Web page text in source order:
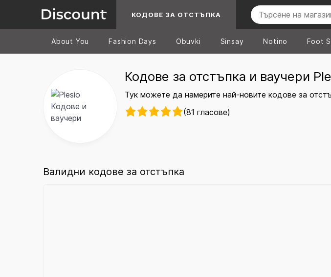
КОДОВЕ ЗА ОТСТЪПКА
About You Fashion Days Obuvki Sinsay Notino Foot
Кодове за отстъпка и ваучери
Тук можете да намерите най-новите кодове за
(81 гласове)
Валидни кодове за отстъпка